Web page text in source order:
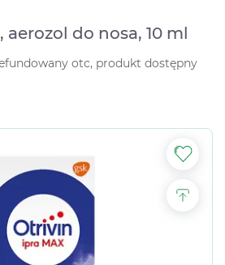
do nosa, 10 ml
otc, produkt dostępny